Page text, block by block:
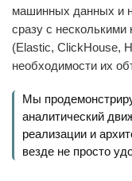
машинных данных и
сразу с
(Elastic, ClickHouse,
необходимости их
Мы
аналитический
реализации и
везде не просто